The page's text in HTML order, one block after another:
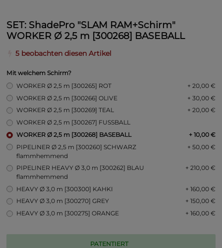
SET: ShadePro "SLAM RAM+Schirm"
WORKER Ø 2,5 m [300268] BASEBALL
5 beobachten diesen Artikel
Mit welchem Schirm?
WORKER Ø 2,5 m [300265] ROT
+ 20,00 €
WORKER Ø 2,5 m [300266] OLIVE
+ 30,00 €
WORKER Ø 2,5 m [300269] TEAL
+ 20,00 €
WORKER Ø 2,5 m [300267] FUSSBALL
WORKER Ø 2,5 m [300268] BASEBALL
+ 10,00 €
PIPELINER Ø 2,5 m [300260] SCHWARZ
flammhemmend
+ 50,00 €
PIPELINER HEAVY Ø 3,0 m [300262] BLAU
flammhemmend
+ 210,00 €
HEAVY Ø 3,0 m [300300] KAHKI
+ 160,00 €
HEAVY Ø 3,0 m [300270] GREY
+ 150,00 €
HEAVY Ø 3,0 m [300275] ORANGE
+ 160,00 €
PATENTIERT